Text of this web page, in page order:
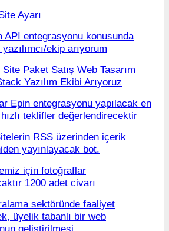
Ayarı
API entegrasyonu konusunda
ekip arıyorum
Paket Satış Web Tasarım
Yazılım Ekibi Arıyoruz
Epin entegrasyonu yapılacak en
teklifler değerlendirecektir
RSS üzerinden içerik
yayınlayacak bot.
için fotoğraflar
1200 adet civarı
sektöründe faaliyet
üyelik tabanlı bir web
geliştirilmesi